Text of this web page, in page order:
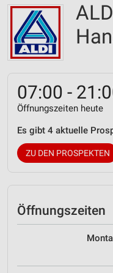
07:00 -
Öffnungszeiten heute
Es gibt 4 aktuelle
ZU DEN PROSPEKTEN
Öffnungszeiten